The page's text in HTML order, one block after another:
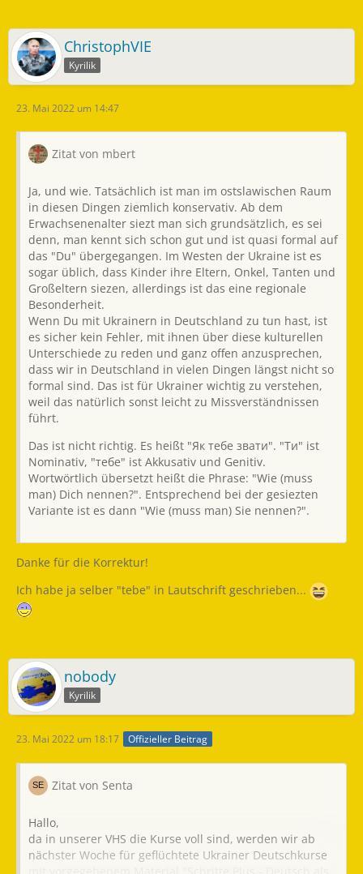
ChristophVIE
Kyrilik
23. Mai 2022 um 14:47
Zitat von mbert
Ja, und wie. Tatsächlich ist man im ostslawischen Raum
in diesen Dingen ziemlich konservativ. Ab dem
Erwachsenenalter siezt man sich grundsätzlich, es sei
denn, man kennt sich schon gut und ist quasi formal auf
das "Du" übergegangen. Im Westen der Ukraine ist es
sogar üblich, dass Kinder ihre Eltern, Onkel, Tanten und
Großeltern siezen, allerdings ist das eine regionale
Besonderheit.
Wenn Du mit Ukrainern in Deutschland zu tun hast, ist
es sicher kein Fehler, mit ihnen über diese kulturellen
Unterschiede zu reden und ganz offen anzusprechen,
dass wir in Deutschland in vielen Dingen längst nicht so
formal sind. Das ist für Ukrainer wichtig zu verstehen,
weil das natürlich sonst leicht zu Missverständnissen
führt.
Das ist nicht richtig. Es heißt "Як тебе звати". "Ти" ist
Nominativ, "тебе" ist Akkusativ und Genitiv.
Wortwörtlich übersetzt heißt die Phrase: "Wie (muss
man) Dich nennen?". Entsprechend bei der gesiezten
Variante ist es dann "Wie (muss man) Sie nennen?".
Danke für die Korrektur!
Ich habe ja selber "tebe" in Lautschrift geschrieben...
nobody
Kyrilik
23. Mai 2022 um 18:17 Offizieller Beitrag
Zitat von Senta
Hallo,
da in unserer VHS die Kurse voll sind, werden wir ab
nächster Woche für geflüchtete Ukrainer Deutschkurse